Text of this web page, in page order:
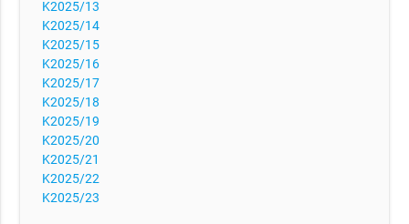
K2025/13
K2025/14
K2025/15
K2025/16
K2025/17
K2025/18
K2025/19
K2025/20
K2025/21
K2025/22
K2025/23